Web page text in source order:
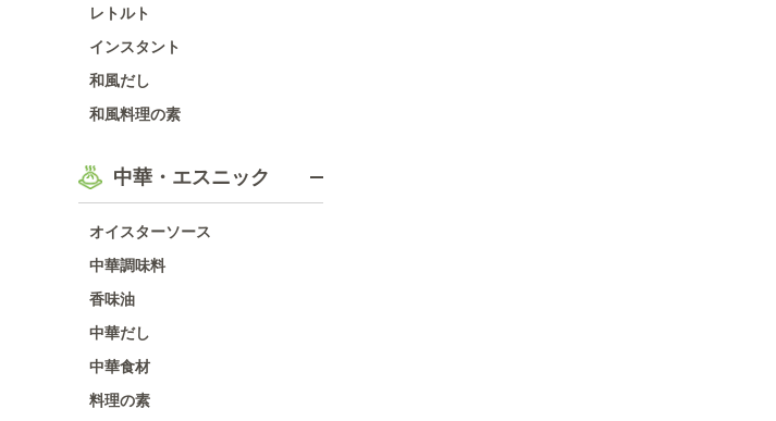
レトルト
インスタント
和風だし
和風料理の素
中華・エスニック
オイスターソース
中華調味料
香味油
中華だし
中華食材
料理の素